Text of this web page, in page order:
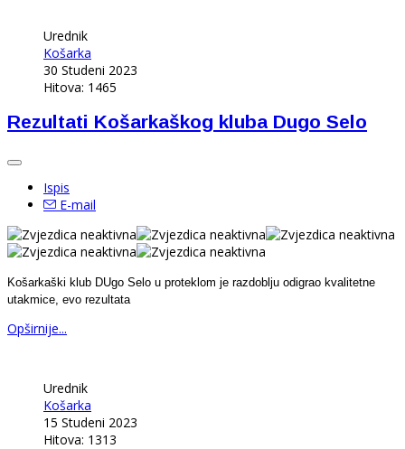
Urednik
Košarka
30 Studeni 2023
Hitova: 1465
Rezultati Košarkaškog kluba Dugo Selo
Ispis
E-mail
Košarkaški klub DUgo Selo u proteklom je razdoblju odigrao kvalitetne
utakmice, evo rezultata
Opširnije...
Urednik
Košarka
15 Studeni 2023
Hitova: 1313